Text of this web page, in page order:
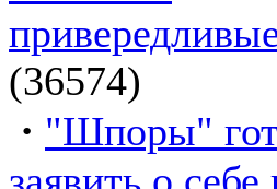
(36574)
· "Шпоры"